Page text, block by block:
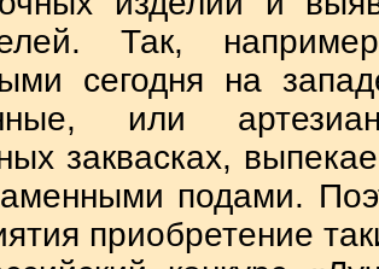
Так,
сегодня на
или
заквасках,
подами.
приобретение